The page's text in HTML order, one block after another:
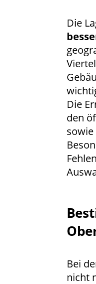
Die
Die
den
Bei
nicht